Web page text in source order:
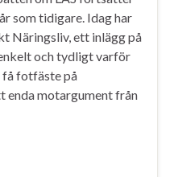
som tidigare. Idag har
Näringsliv, ett inlägg på
och tydligt varför
få fotfäste på
enda motargument från